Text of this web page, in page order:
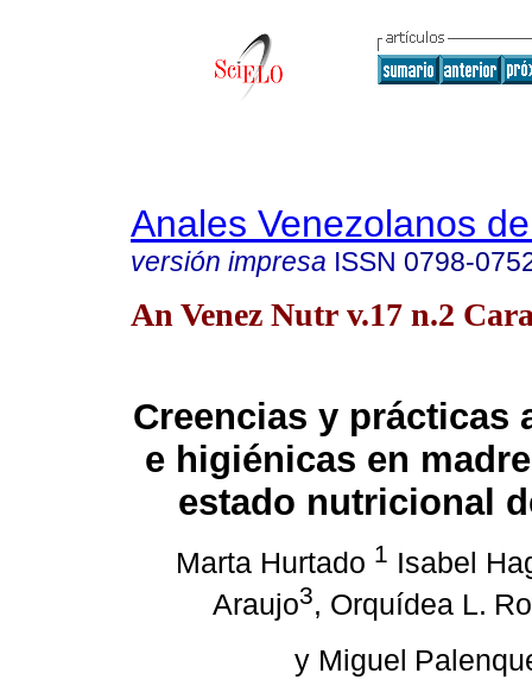
Anales Venezolanos
versión impresa ISSN 0798-
An Venez Nutr v.17 n.2
Creencias y prácticas
e higiénicas en
estado nutricional
Marta Hurtado 1 Isabel
Araujo3, Orquídea L.
y Miguel